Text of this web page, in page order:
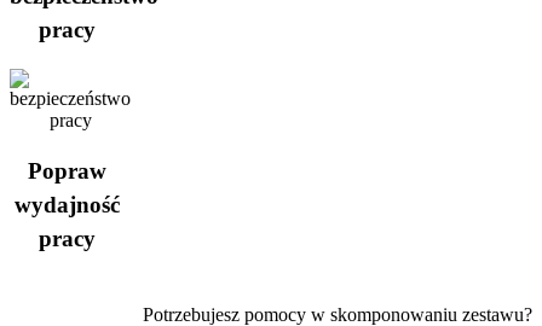
pracy
Popraw
wydajność
pracy
Potrzebujesz pomocy w skomponowaniu zestawu?